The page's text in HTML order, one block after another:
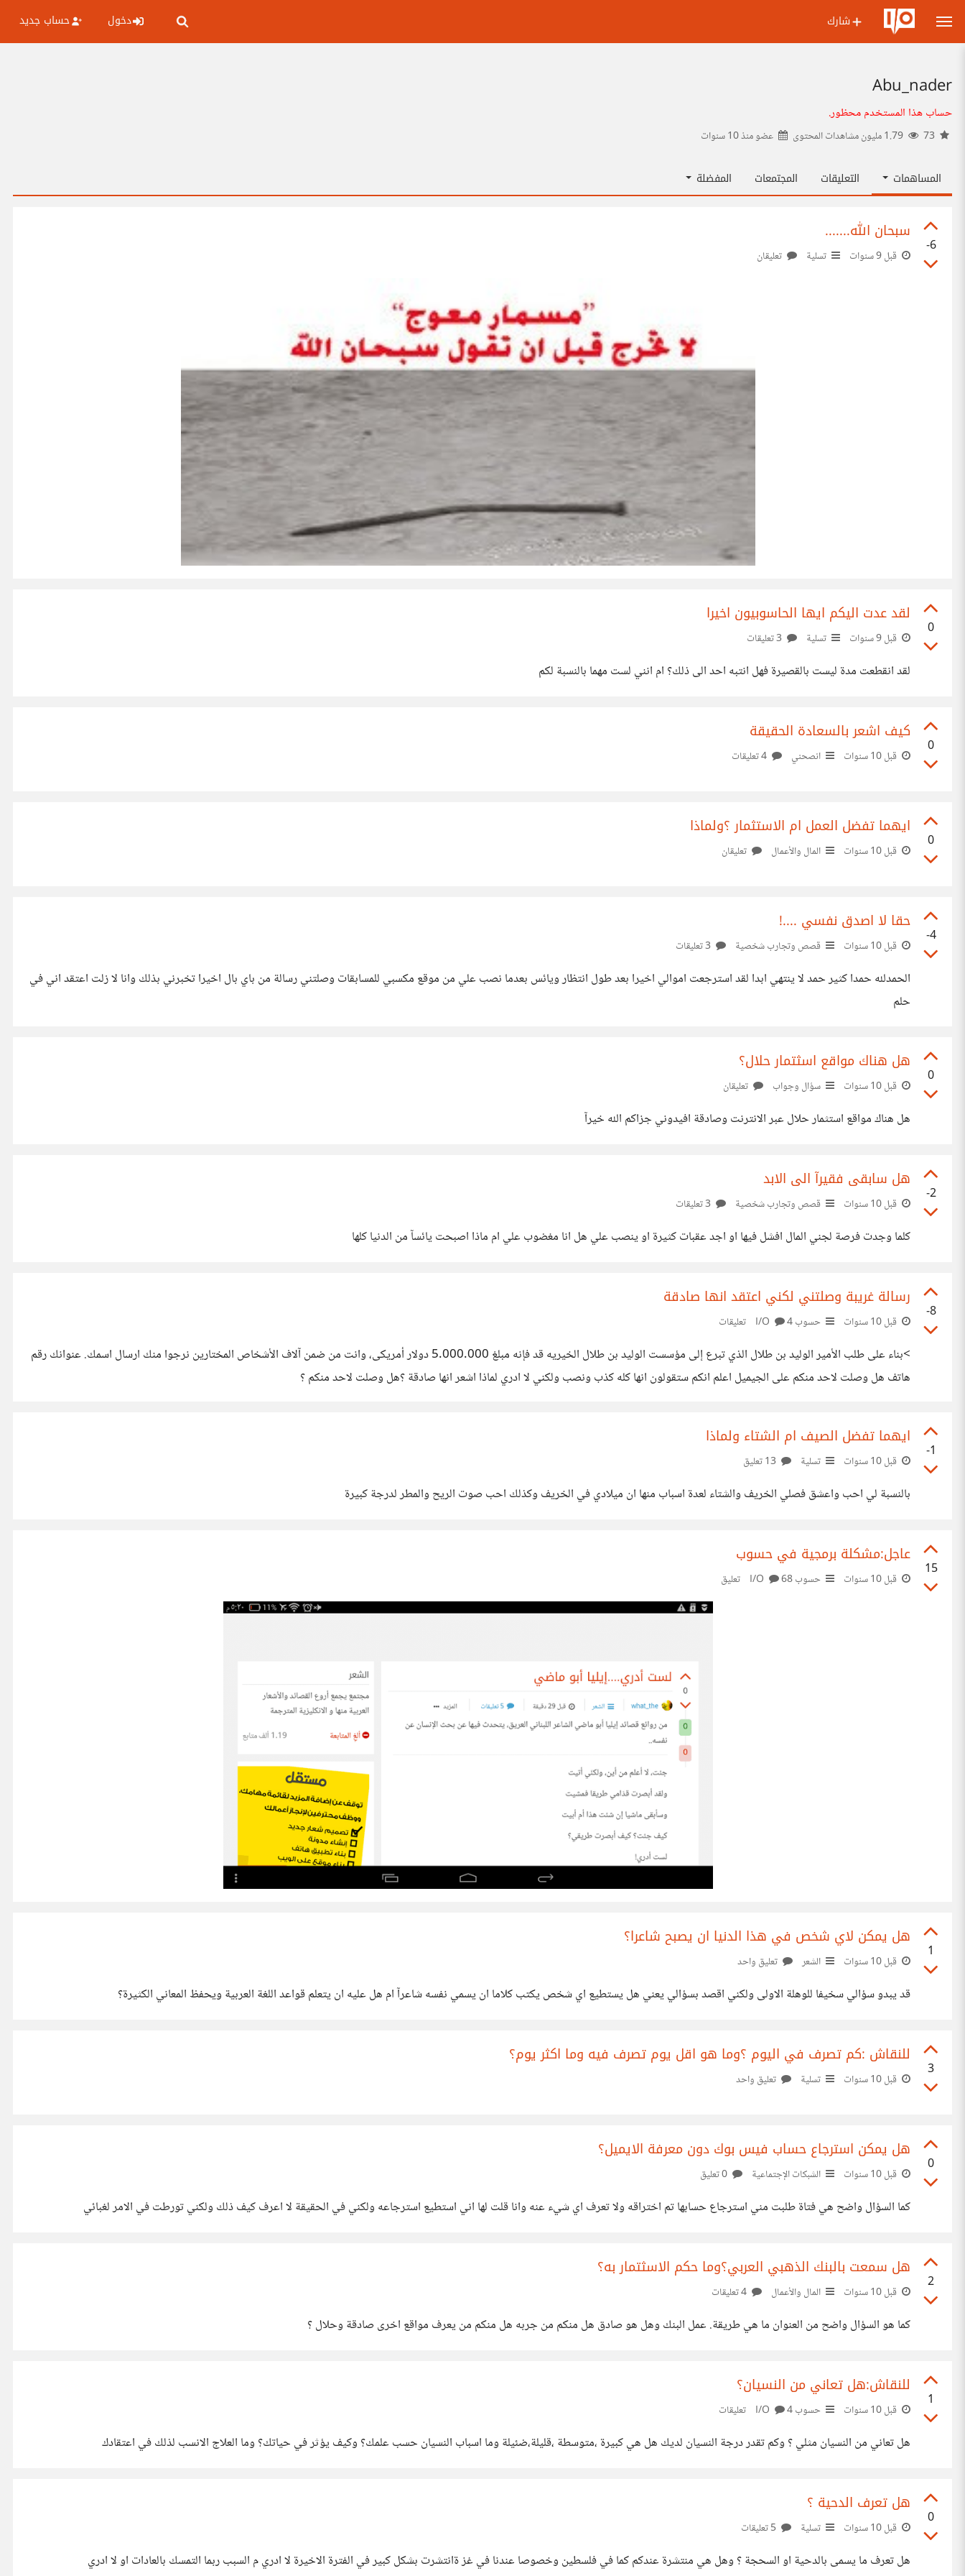
شارك دخول حساب جديد
Abu_nader
حساب هذا المستخدم محظور.
عضو منذ10 سنوات
المساهمات التعليقات المجتمعات المفضلة
-6
سبحان الله.......
قبل 9 سنوات تسلية تعليقان
0
لقد عدت اليكم ايها الحاسوبيون اخيرا
قبل 9 سنوات تسلية
لقد انقطعت مدة ليست بالقصيرة فهل انتبه احد الى ذلك؟ ام انني لست مهما بالنسبة لكم
0
كيف اشعر بالسعادة الحقيقة
قبل 10 سنوات انصحني
0
ايهما تفضل العمل ام الاستثمار ؟ولماذا
قبل 10 سنوات المال والأعمال تعليقان
-4
حقا لا اصدق نفسي ....!
قبل 10 سنوات قصص وتجارب شخصية
الحمدلله حمدا كثير حمد لا ينتهي ابدا لقد استرجعت اموالي اخيرا بعد طول انتظار ويائس بعدما نصب علي من موقع مكسبي للمسابقات وصلتني رسالة من باي بال اخيرا تخبرني بذلك وانا لا زلت اعتقد اني في
حلم
0
هل هناك مواقع اسثتمار حلال؟
قبل 10 سنوات سؤال وجواب تعليقان
هل هناك مواقع استثمار حلال عبر الانترنت وصادقة افيدوني جزاكم الله خيرآ
-2
هل سابقى فقيرآ الى الابد
قبل 10 سنوات قصص وتجارب شخصية
كلما وجدت فرصة لجني المال افشل فيها او اجد عقبات كثيرة او ينصب علي هل انا مغضوب علي ام ماذا اصبحت يائسآ من الدنيا كلها
-8
رسالة غريبة وصلتني لكني اعتقد انها صادقة
قبل 10 سنوات حسوب I/O4 تعليقات
>بناء على طلب الأمير الوليد بن طلال الذي تبرع إلى مؤسست الوليد بن طلال الخيريه قد فإنه مبلغ 5.000.000 دولار أمريكى، وانت من ضمن آلاف الأشخاص المختارين نرجوا منك ارسال اسمك. عنوانك رقم
هاتف هل وصلت لاحد منكم على الجيميل اعلم انكم ستقولون انها كله كذب ونصب ولكني لا ادري لماذا اشعر انها صادقة ؟هل وصلت لاحد منكم ؟
-1
ايهما تفضل الصيف ام الشتاء ولماذا
قبل 10 سنوات تسلية
بالنسبة لي احب واعشق فصلي الخريف والشتاء لعدة اسباب منها ان ميلادي في الخريف وكذلك احب صوت الريح والمطر لدرجة كبيرة
15
عاجل:مشكلة برمجية في حسوب
قبل 10 سنوات حسوب I/O68 تعليق
1
هل يمكن لاي شخص في هذا الدنيا ان يصبح شاعرا؟
قبل 10 سنوات الشعر تعليق واحد
قد يبدو سؤالي سخيفا للوهلة الاولى ولكني اقصد بسؤالي يعني هل يستطيع اي شخص يكتب كلاما ان يسمي نفسه شاعرآ ام هل عليه ان يتعلم قواعد اللغة العربية ويحفظ المعاني الكثيرة؟
3
للنقاش :كم تصرف في اليوم ؟وما هو اقل يوم تصرف فيه وما اكثر يوم؟
قبل 10 سنوات تسلية تعليق واحد
0
هل يمكن استرجاع حساب فيس بوك دون معرفة الايميل؟
قبل 10 سنوات الشبكات الإجتماعية
كما السؤال واضح هي فتاة طلبت مني استرجاع حسابها تم اختراقه ولا تعرف اي شيء عنه وانا قلت لها اني استطيع استرجاعه ولكني في الحقيقة لا اعرف كيف ذلك ولكني تورطت في الامر لغبائي
2
هل سمعت بالبنك الذهبي العربي؟وما حكم الاسثتمار به؟
قبل 10 سنوات المال والأعمال
كما هو السؤال واضح من العنوان ما هي طريقة. عمل البنك وهل هو صادق هل منكم من جربه هل منكم من يعرف مواقع اخرى صادقة وحلال ؟
1
للنقاش:هل تعاني من النسيان؟
قبل 10 سنوات حسوب I/O4 تعليقات
هل تعاني من النسيان مثلي ؟ وكم تقدر درجة النسيان لديك هل هي كبيرة ،متوسطة ،قليلة،ضئيلة وما اسباب النسيان حسب علمك؟ وكيف يؤثر في حياتك؟ وما العلاج الانسب لذلك في اعتقادك
0
هل تعرف الدحية ؟
قبل 10 سنوات تسلية
هل تعرف ما يسمى بالدحية او السحجة ؟ وهل هي منتشرة عندكم كما في فلسطين وخصوصا عندنا في غز ةانتشرت بشكل كبير في الفترة الاخيرة لا ادري م السبب ربما التمسك بالعادات او لا ادري